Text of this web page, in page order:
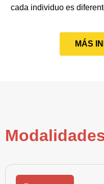
cada individuo es
MÁS